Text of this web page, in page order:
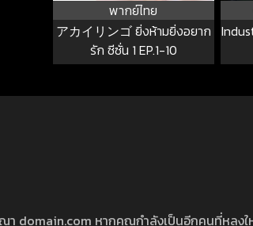
พากย์ไทย
アカイリンゴ ยิ่งห้ามยิ่งอยาก
รัก ซีซั่น 1 EP.1-10
า domain.com หากคุณกำลังเป็นอีกคนที่หลง